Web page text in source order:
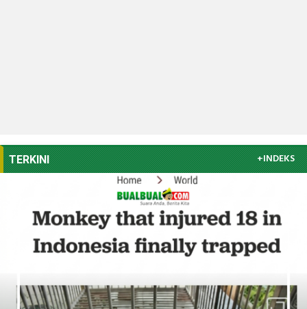
TERKINI +INDEKS